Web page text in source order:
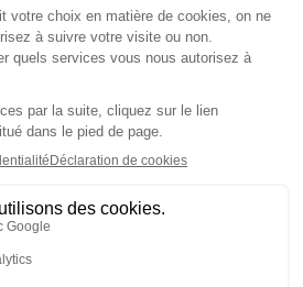
sur mesure en 4
vos envies
libre cours à vos rêves de
: inspirations, budget, période